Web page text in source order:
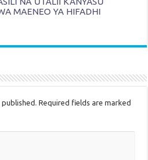
MAENEO YA HIFADHI
Required fields are marked